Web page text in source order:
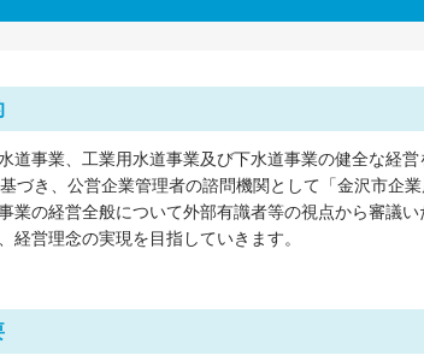
道事業、工業用水道事業及び下水道事業の健全な経
づき、公営企業管理者の諮問機関として「金沢市企
業の経営全般について外部有識者等の視点から審議
経営理念の実現を目指していきます。